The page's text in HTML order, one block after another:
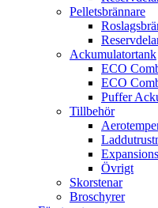
Pelletsbrännare
Ackumulatortank
ECO
ECO
Puffer
Tillbehör
Övrigt
Skorstenar
Broschyrer